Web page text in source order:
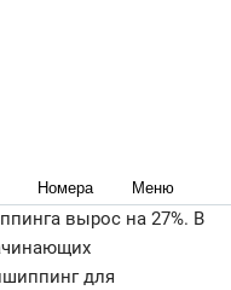
Номера Меню
эта схема, и
и как это
вырос на 27%. В
для